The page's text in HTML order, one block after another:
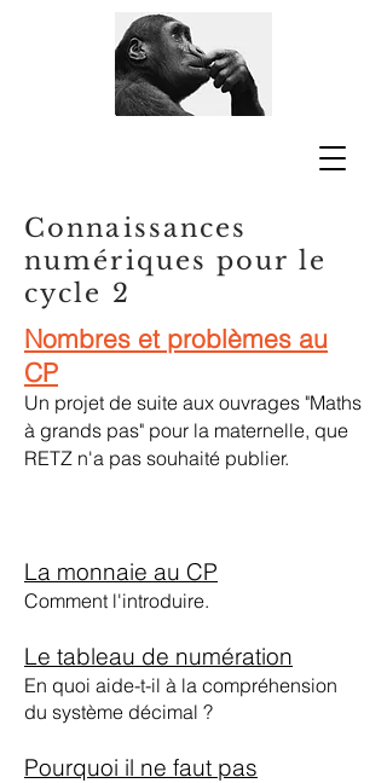
Connaissances
numériques pour le
cycle 2
Nombres et problèmes au
CP
Un projet de suite aux ouvrages "Maths
à grands pas" pour la maternelle, que
RETZ n'a pas souhaité publier.
La monnaie au CP
Comment l'introduire.
Le tableau de numération
En quoi aide-t-il à la compréhension
du système décimal ?
Pourquoi il ne faut pas